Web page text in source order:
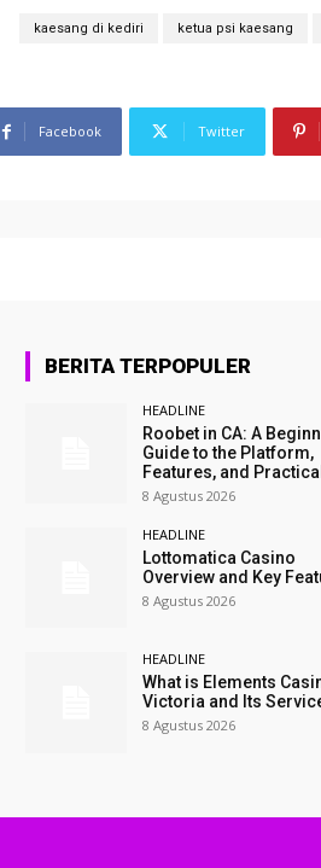
kaesang di kediri ketua psi kaesang
Facebook Twitter
BERITA TERPOPULER
HEADLINE
Roobet in CA: A
Guide to the Platform,
Features, and
8 Agustus 2026
HEADLINE
Lottomatica Casino
Overview and Key
8 Agustus 2026
HEADLINE
What is Elements
Victoria and Its
8 Agustus 2026